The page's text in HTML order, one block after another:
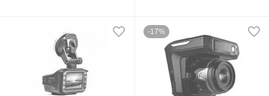
-17%